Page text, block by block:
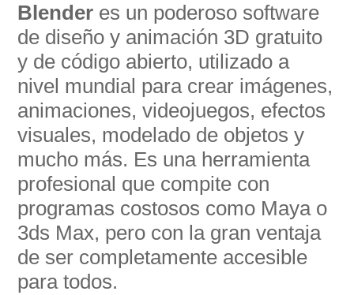
Blender es un poderoso software
de diseño y animación 3D gratuito
y de código abierto, utilizado a
nivel mundial para crear imágenes,
animaciones, videojuegos, efectos
visuales, modelado de objetos y
mucho más. Es una herramienta
profesional que compite con
programas costosos como Maya o
3ds Max, pero con la gran ventaja
de ser completamente accesible
para todos.